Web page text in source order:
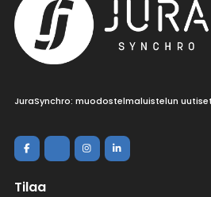
JuraSynchro: muodostelmaluistelun
Tilaa